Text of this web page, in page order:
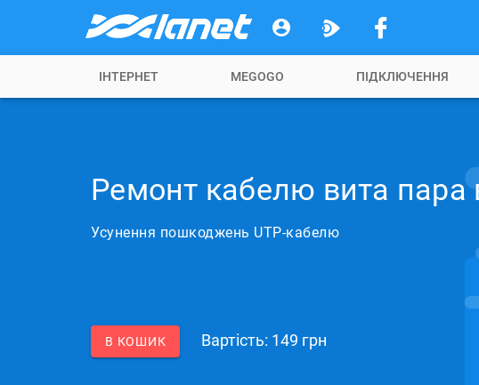
ІНТЕРНЕТ MEGOGO ПІДКЛЮЧЕННЯ
Ремонт кабелю вита пара
Усунення пошкоджень UTP-кабелю
В КОШИК Вартість: 149 грн